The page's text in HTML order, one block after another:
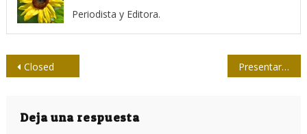
Periodista y Editora.
Navegación
entradas
Closed Presentarán libro Debatir en Revolución. Otras formas de hacer, otros modos de ser
Deja una respuesta